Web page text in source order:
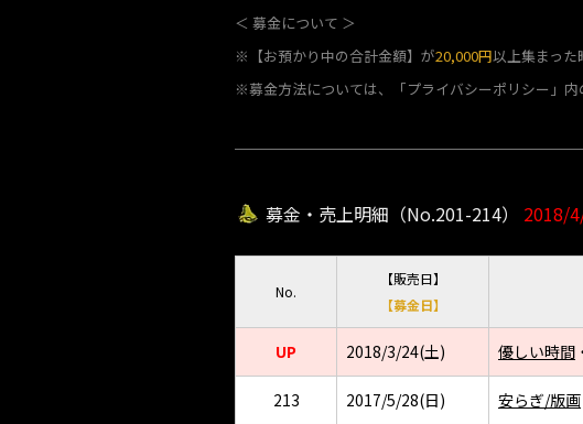
＜ 募金について ＞
※【お預かり中の合計金額】が20,000円以上集まった
※募金方法については、「プライバシーポリシー」内
募金・売上明細（No.201-214） 2018/
No.
【販売日】
【募金日】
UP 2018/3/24(土) 優しい時間
213 2017/5/28(日) 安らぎ/版画